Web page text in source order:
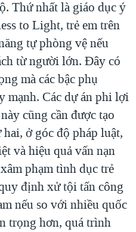
Thứ nhất là giáo dục ý
to Light, trẻ em trên
tự phòng vệ nếu
từ người lớn. Đây có
mà các bậc phụ
mạnh. Các dự án phi lợi
cũng cần được tạo
ở góc độ pháp luật,
và hiệu quả vấn nạn
phạm tình dục trẻ
định xử tội tấn công
nếu so với nhiều quốc
trọng hơn, quá trình